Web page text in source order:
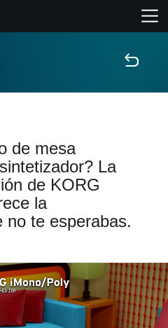
de mesa
La
de KORG
la
no te esperabas.